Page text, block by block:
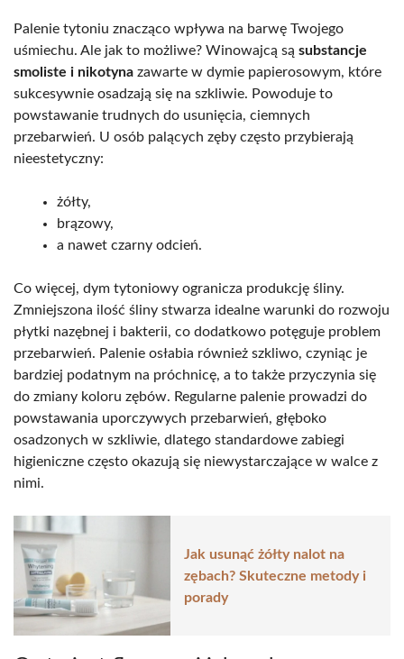
Palenie tytoniu znacząco wpływa na barwę Twojego
uśmiechu. Ale jak to możliwe? Winowajcą są substancje
smoliste i nikotyna zawarte w dymie papierosowym, które
sukcesywnie osadzają się na szkliwie. Powoduje to
powstawanie trudnych do usunięcia, ciemnych
przebarwień. U osób palących zęby często przybierają
nieestetyczny:
żółty,
brązowy,
a nawet czarny odcień.
Co więcej, dym tytoniowy ogranicza produkcję śliny.
Zmniejszona ilość śliny stwarza idealne warunki do rozwoju
płytki nazębnej i bakterii, co dodatkowo potęguje problem
przebarwień. Palenie osłabia również szkliwo, czyniąc je
bardziej podatnym na próchnicę, a to także przyczynia się
do zmiany koloru zębów. Regularne palenie prowadzi do
powstawania uporczywych przebarwień, głęboko
osadzonych w szkliwie, dlatego standardowe zabiegi
higieniczne często okazują się niewystarczające w walce z
nimi.
Jak usunąć żółty nalot na
zębach? Skuteczne metody i
porady